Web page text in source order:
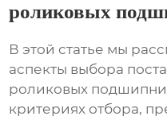
роликовых
В этой статье мы
аспекты выбора
роликовых
критериях отбора,